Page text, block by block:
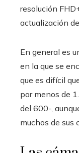
resolución
actualización
En general es
en la que se
que es difícil
por menos de
del 600-,
muchos de sus